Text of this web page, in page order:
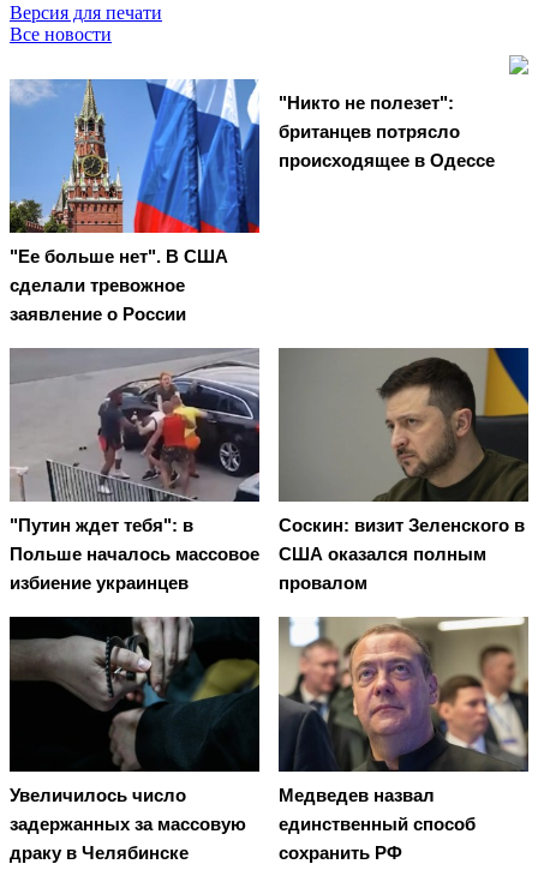
Версия для печати
Все новости
"Ее больше нет". В США
сделали тревожное
заявление о России
"Никто не полезет":
британцев потрясло
происходящее в Одессе
"Путин ждет тебя": в
Польше началось массовое
избиение украинцев
Соскин: визит Зеленского в
США оказался полным
провалом
Увеличилось число
задержанных за массовую
драку в Челябинске
Медведев назвал
единственный способ
сохранить РФ